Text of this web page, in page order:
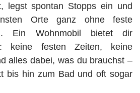
legst spontan Stopps ein und
Orte ganz ohne feste
Ein Wohnmobil bietet dir
keine festen Zeiten, keine
alles dabei, was du brauchst –
bis hin zum Bad und oft sogar